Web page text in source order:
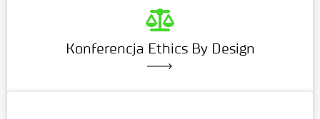
Konferencja Ethics By Design